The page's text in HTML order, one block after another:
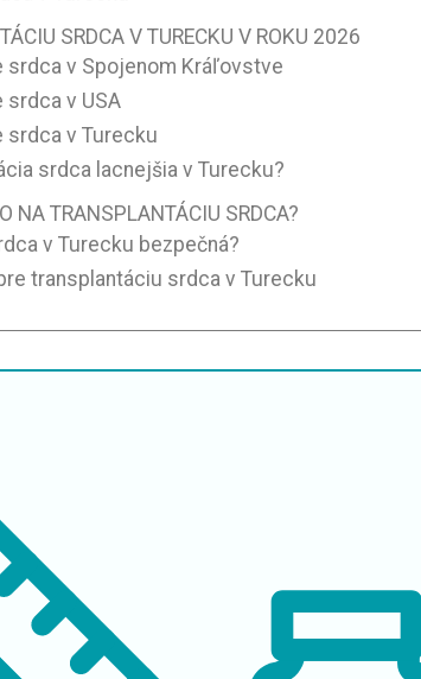
SRDCA V TURECKU V ROKU 2026
srdca v Spojenom Kráľovstve
srdca v USA
srdca v Turecku
srdca lacnejšia v Turecku?
NA TRANSPLANTÁCIU SRDCA?
v Turecku bezpečná?
transplantáciu srdca v Turecku